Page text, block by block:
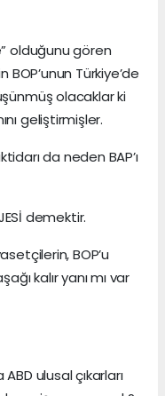
olduğunu gören
BOP’unun Türkiye’de
olacaklar ki
geliştirmişler.
da neden BAP’ı
demektir.
BOP’u
kalır yanı mı var
ulusal çıkarları